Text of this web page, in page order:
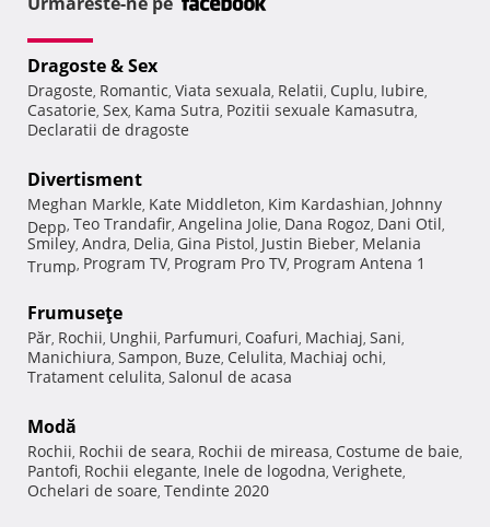
Dragoste & Sex
Dragoste, Romantic, Viata sexuala, Relatii, Cuplu, Iubire,
Casatorie, Sex, Kama Sutra, Pozitii sexuale Kamasutra,
Declaratii de dragoste
Divertisment
Meghan Markle, Kate Middleton, Kim Kardashian, Johnny
Depp, Teo Trandafir, Angelina Jolie, Dana Rogoz, Dani Otil,
Smiley, Andra, Delia, Gina Pistol, Justin Bieber, Melania
Trump, Program TV, Program Pro TV, Program Antena 1
Frumuseţe
Păr, Rochii, Unghii, Parfumuri, Coafuri, Machiaj, Sani,
Manichiura, Sampon, Buze, Celulita, Machiaj ochi,
Tratament celulita, Salonul de acasa
Modă
Rochii, Rochii de seara, Rochii de mireasa, Costume de baie,
Pantofi, Rochii elegante, Inele de logodna, Verighete,
Ochelari de soare, Tendinte 2020